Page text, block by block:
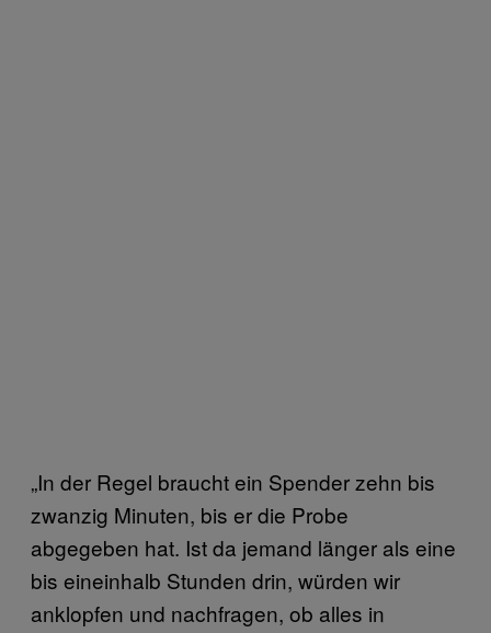
„In der Regel braucht ein Spender zehn bis
zwanzig Minuten, bis er die Probe
abgegeben hat. Ist da jemand länger als eine
bis eineinhalb Stunden drin, würden wir
anklopfen und nachfragen, ob alles in